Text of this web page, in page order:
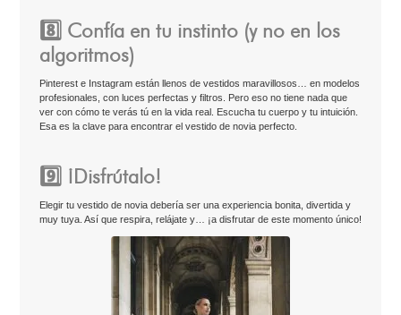
8️⃣ Confía en tu instinto (y no en los
algoritmos)
Pinterest e Instagram están llenos de vestidos maravillosos… en modelos
profesionales, con luces perfectas y filtros. Pero eso no tiene nada que
ver con cómo te verás tú en la vida real. Escucha tu cuerpo y tu intuición.
Esa es la clave para encontrar el vestido de novia perfecto.
9️⃣ ¡Disfrútalo!
Elegir tu vestido de novia debería ser una experiencia bonita, divertida y
muy tuya. Así que respira, relájate y… ¡a disfrutar de este momento único!